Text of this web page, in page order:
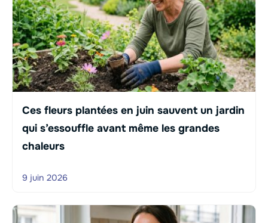
Ces fleurs plantées en juin sauvent un jardin
qui s’essouffle avant même les grandes
chaleurs
9 juin 2026